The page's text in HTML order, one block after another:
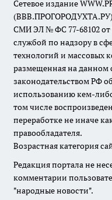
Сетевое издание
(ВВВ.ПРОГОРОДУХТА.РУ).
СМИ ЭЛ № ФС 77-68102 от
службой по надзору в
технологий и массовых
размещенная на данном
законодательством РФ
использованию кем-
том числе
переработке не иначе
правообладателя.
Возрастная категория
Редакция портала не
комментарии
"народные новости".